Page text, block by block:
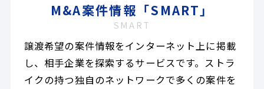
M&A案件情報「SMART」
SMART
譲渡希望の案件情報をインターネット上に掲載
し、相手企業を探索するサービスです。ストラ
イクの持つ独自のネットワークで多くの案件を